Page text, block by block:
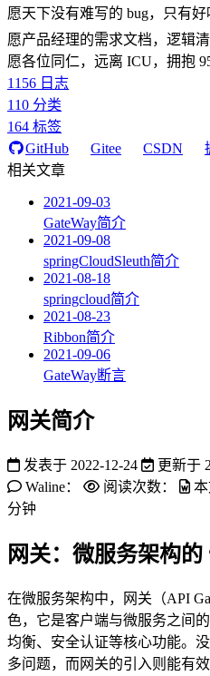
愿天下没有难写的 bug，只有好
愿产品经理的需求文档，逻辑
愿各位同仁，远离 ICU，拥抱
1156 日志
110 分类
164 标签
GitHub
Gitee CSDN
相关文章
2021-09-03
GateWay简介
2021-09-08
springCloudSleuth简介
2021-08-18
springcloud简介
2021-08-23
Ribbon简介
2021-09-06
GateWay断言
网关简介
发表于 2022-12-24 更新于
Waline：
阅读次数： 本
分钟
网关：微服务架构的
在微服务架构中，网关（API
色，它是客户端与微服务之间
均衡、安全认证等核心功能。
多问题，而网关的引入则能有效